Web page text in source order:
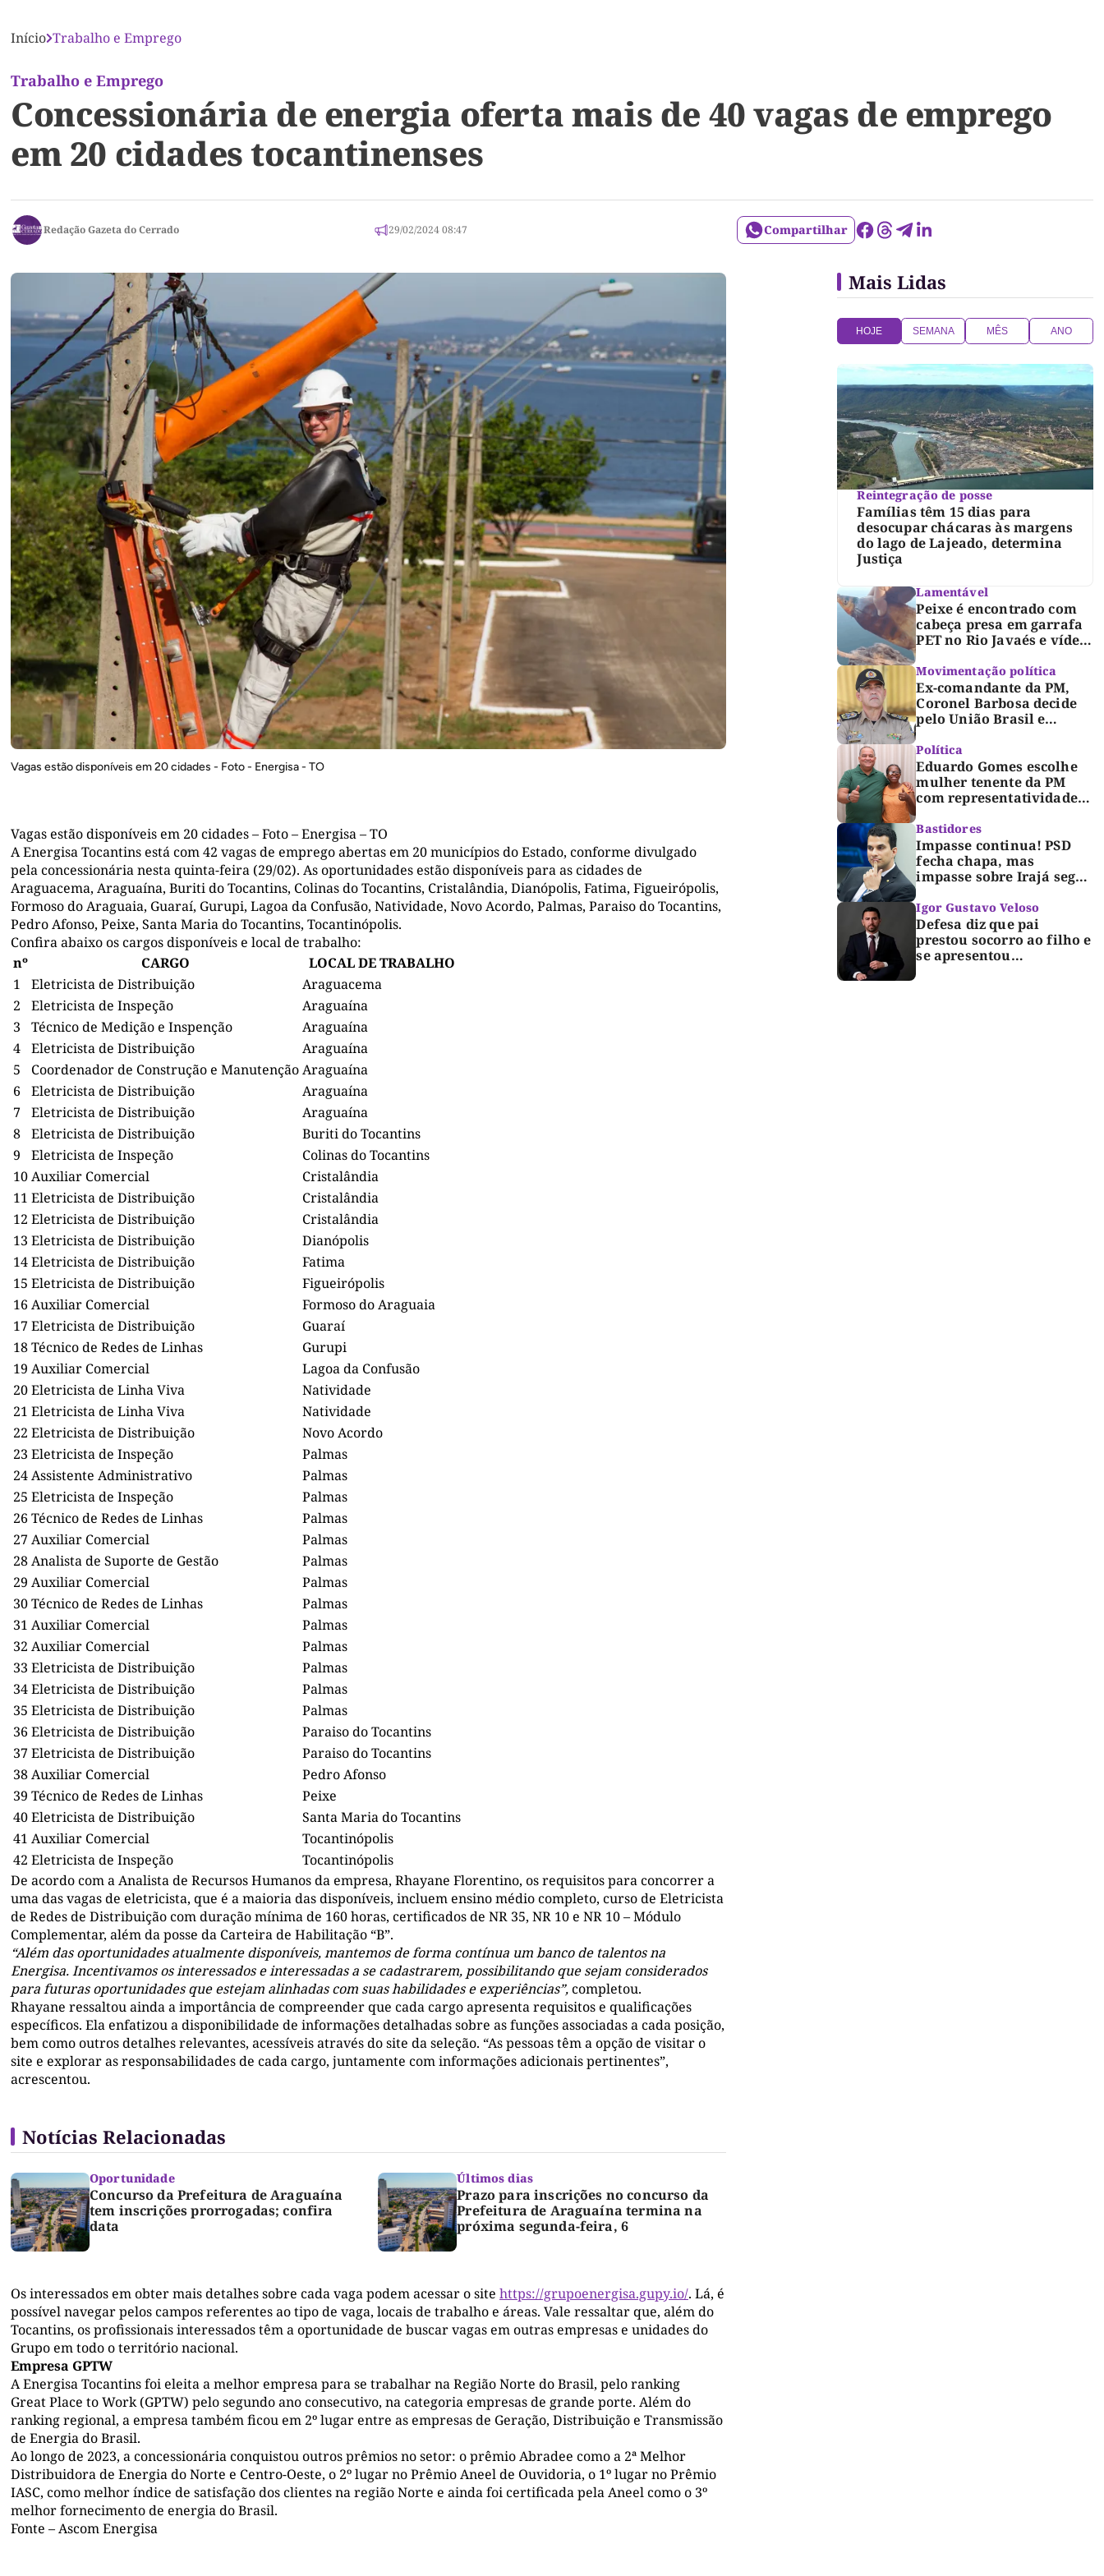
Início Trabalho e Emprego
Trabalho e Emprego
Concessionária de energia oferta mais de 40 vagas de emprego
em 20 cidades tocantinenses
Redação Gazeta do Cerrado 29/02/2024 08:47 Compartilhar
Vagas estão disponíveis em 20 cidades - Foto - Energisa - TO
Vagas estão disponíveis em 20 cidades – Foto – Energisa – TO
A Energisa Tocantins está com 42 vagas de emprego abertas em 20 municípios do Estado, conforme divulgado
pela concessionária nesta quinta-feira (29/02). As oportunidades estão disponíveis para as cidades de
Araguacema, Araguaína, Buriti do Tocantins, Colinas do Tocantins, Cristalândia, Dianópolis, Fatima, Figueirópolis,
Formoso do Araguaia, Guaraí, Gurupi, Lagoa da Confusão, Natividade, Novo Acordo, Palmas, Paraiso do Tocantins,
Pedro Afonso, Peixe, Santa Maria do Tocantins, Tocantinópolis.
Confira abaixo os cargos disponíveis e local de trabalho:
nº
CARGO
LOCAL DE TRABALHO
1
Eletricista de Distribuição
Araguacema
2
Eletricista de Inspeção
Araguaína
3
Técnico de Medição e Inspenção
Araguaína
4 Eletricista de Distribuição
Araguaína
5
Coordenador de Construção e ManutençãoAraguaína
6
Eletricista de Distribuição
Araguaína
7
Eletricista de Distribuição
Araguaína
8 Eletricista de Distribuição
Buriti do Tocantins
9
Eletricista de Inspeção
Colinas do Tocantins
10Auxiliar Comercial
Cristalândia
11 Eletricista de Distribuição
Cristalândia
12 Eletricista de Distribuição
Cristalândia
13 Eletricista de Distribuição
Dianópolis
14Eletricista de Distribuição
Fatima
15 Eletricista de Distribuição
Figueirópolis
16 Auxiliar Comercial
Formoso do Araguaia
17 Eletricista de Distribuição
Guaraí
18Técnico de Redes de Linhas
Gurupi
19 Auxiliar Comercial
Lagoa da Confusão
20Eletricista de Linha Viva
Natividade
21 Eletricista de Linha Viva
Natividade
22 Eletricista de Distribuição
Novo Acordo
23 Eletricista de Inspeção
Palmas
24Assistente Administrativo
Palmas
25 Eletricista de Inspeção
Palmas
26 Técnico de Redes de Linhas
Palmas
27 Auxiliar Comercial
Palmas
28Analista de Suporte de Gestão
Palmas
29 Auxiliar Comercial
Palmas
30Técnico de Redes de Linhas
Palmas
31 Auxiliar Comercial
Palmas
32 Auxiliar Comercial
Palmas
33 Eletricista de Distribuição
Palmas
34Eletricista de Distribuição
Palmas
35 Eletricista de Distribuição
Palmas
36 Eletricista de Distribuição
Paraiso do Tocantins
37 Eletricista de Distribuição
Paraiso do Tocantins
38Auxiliar Comercial
Pedro Afonso
39 Técnico de Redes de Linhas
Peixe
40Eletricista de Distribuição
Santa Maria do Tocantins
41 Auxiliar Comercial
Tocantinópolis
42 Eletricista de Inspeção
Tocantinópolis
De acordo com a Analista de Recursos Humanos da empresa, Rhayane Florentino, os requisitos para concorrer a
uma das vagas de eletricista, que é a maioria das disponíveis, incluem ensino médio completo, curso de Eletricista
de Redes de Distribuição com duração mínima de 160 horas, certificados de NR 35, NR 10 e NR 10 – Módulo
Complementar, além da posse da Carteira de Habilitação “B”.
“Além das oportunidades atualmente disponíveis, mantemos de forma contínua um banco de talentos na
Energisa. Incentivamos os interessados e interessadas a se cadastrarem, possibilitando que sejam considerados
para futuras oportunidades que estejam alinhadas com suas habilidades e experiências”,completou.
Rhayane ressaltou ainda a importância de compreender que cada cargo apresenta requisitos e qualificações
específicos. Ela enfatizou a disponibilidade de informações detalhadas sobre as funções associadas a cada posição,
bem como outros detalhes relevantes, acessíveis através do site da seleção. “As pessoas têm a opção de visitar o
site e explorar as responsabilidades de cada cargo, juntamente com informações adicionais pertinentes”,
acrescentou.
Notícias Relacionadas
Oportunidade
Concurso da Prefeitura de Araguaína
tem inscrições prorrogadas; confira
data
Últimos dias
Prazo para inscrições no concurso da
Prefeitura de Araguaína termina na
próxima segunda-feira, 6
Os interessados em obter mais detalhes sobre cada vaga podem acessar o site https://grupoenergisa.gupy.io/. Lá, é
possível navegar pelos campos referentes ao tipo de vaga, locais de trabalho e áreas. Vale ressaltar que, além do
Tocantins, os profissionais interessados têm a oportunidade de buscar vagas em outras empresas e unidades do
Grupo em todo o território nacional.
Empresa GPTW
A Energisa Tocantins foi eleita a melhor empresa para se trabalhar na Região Norte do Brasil, pelo ranking
Great Place to Work (GPTW) pelo segundo ano consecutivo, na categoria empresas de grande porte. Além do
ranking regional, a empresa também ficou em 2º lugar entre as empresas de Geração, Distribuição e Transmissão
de Energia do Brasil.
Ao longo de 2023, a concessionária conquistou outros prêmios no setor: o prêmio Abradee como a 2ª Melhor
Distribuidora de Energia do Norte e Centro-Oeste, o 2º lugar no Prêmio Aneel de Ouvidoria, o 1º lugar no Prêmio
IASC, como melhor índice de satisfação dos clientes na região Norte e ainda foi certificada pela Aneel como o 3º
melhor fornecimento de energia do Brasil.
Fonte – Ascom Energisa
Mais Lidas
HOJE SEMANA MÊS ANO
Reintegração de posse
Famílias têm 15 dias para
desocupar chácaras às margens
do lago de Lajeado, determina
Justiça
Lamentável
Peixe é encontrado com
cabeça presa em garrafa
PET no Rio Javaés e vídeo
lixo nos rios
Movimentação política
Ex-comandante da PM,
Coronel Barbosa decide
pelo União Brasil e
Dorinha
Política
Eduardo Gomes escolhe
mulher tenente da PM
com representatividade e
para compor segunda
suplência ao Senado
Bastidores
Impasse continua! PSD
fecha chapa, mas
impasse sobre Irajá segue
TRE; Laurez diz que nome
dele não foi homologado
Igor Gustavo Veloso
Defesa diz que pai
prestou socorro ao filho e
se apresentou